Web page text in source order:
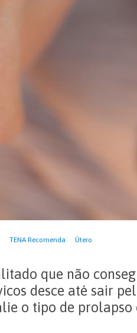
TENA Recomenda Útero
que não
desce até sair
o tipo de prolapso